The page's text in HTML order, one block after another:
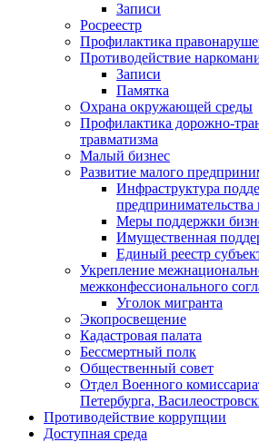
Записи
Росреестр
Профилактика
Противодействие
Записи
Памятка
Охрана окружающей среды
Профилактика дорожно-
травматизма
Малый бизнес
Развитие малого
Инфраструктура
Меры поддержки
Имущественная
Единый реестр
Укрепление
межконфессионального
Уголок мигранта
Экопросвещение
Кадастровая палата
Бессмертный полк
Общественный совет
Отдел Военного
Петербурга,
Противодействие коррупции
Доступная среда